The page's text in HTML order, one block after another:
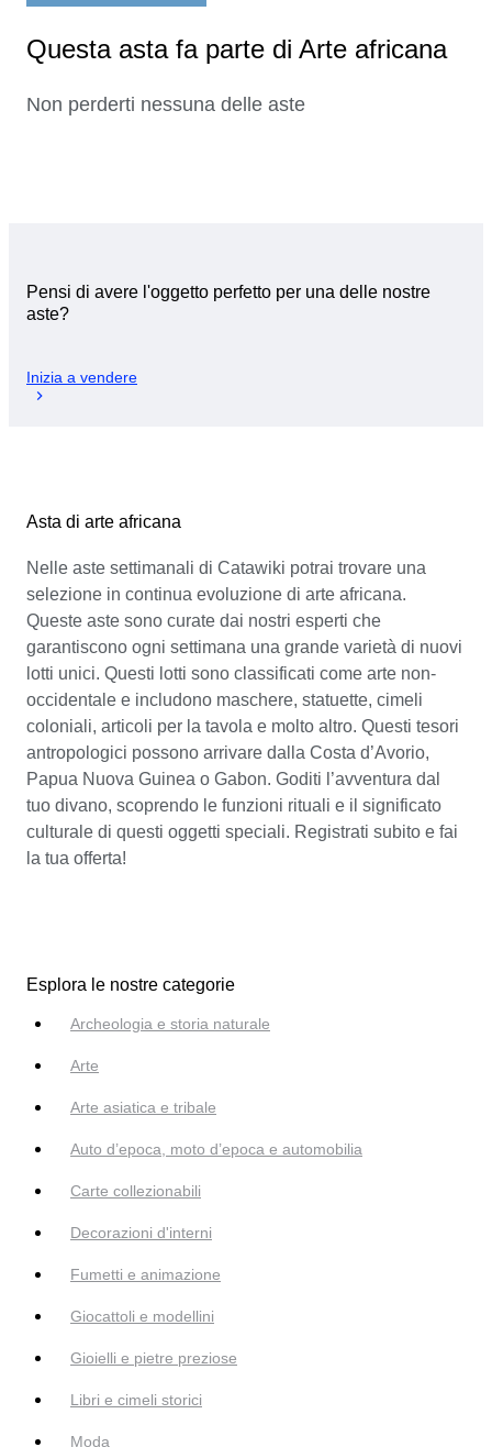
Questa asta fa parte di Arte africana
Non perderti nessuna delle aste
Pensi di avere l'oggetto perfetto per una delle nostre
aste?
Inizia a vendere
Asta di arte africana
Nelle aste settimanali di Catawiki potrai trovare una
selezione in continua evoluzione di arte africana.
Queste aste sono curate dai nostri esperti che
garantiscono ogni settimana una grande varietà di nuovi
lotti unici. Questi lotti sono classificati come arte non-
occidentale e includono maschere, statuette, cimeli
coloniali, articoli per la tavola e molto altro. Questi tesori
antropologici possono arrivare dalla Costa d’Avorio,
Papua Nuova Guinea o Gabon. Goditi l’avventura dal
tuo divano, scoprendo le funzioni rituali e il significato
culturale di questi oggetti speciali. Registrati subito e fai
la tua offerta!
Esplora le nostre categorie
Archeologia e storia naturale
Arte
Arte asiatica e tribale
Auto d’epoca, moto d’epoca e automobilia
Carte collezionabili
Decorazioni d'interni
Fumetti e animazione
Giocattoli e modellini
Gioielli e pietre preziose
Libri e cimeli storici
Moda